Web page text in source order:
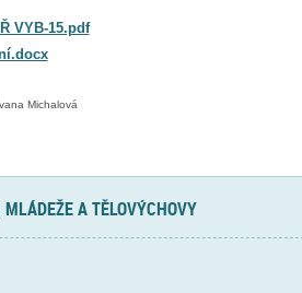
VYB-15.pdf
Michalová
A TĚLOVÝCHOVY